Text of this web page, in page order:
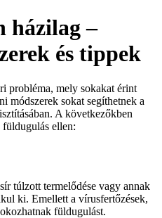
házilag –
és tippek
probléma, mely sokakat érint
módszerek sokat segíthetnek a
A következőkben
füldugulás ellen:
túlzott termelődése vagy annak
ki. Emellett a vírusfertőzések,
füldugulást.